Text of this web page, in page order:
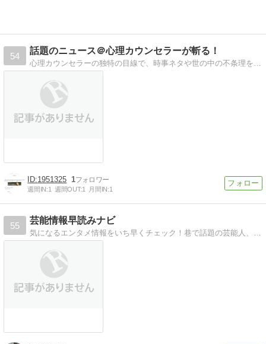
54
話題のニュース＠心理カウンセラーが斬る！
1951325 1
週間IN:1 週間OUT:1 月間IN:1
55
芸能情報早読みナビ